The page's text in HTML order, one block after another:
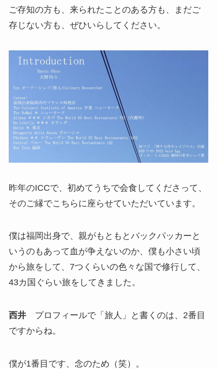
ご存知の方も、来られたことのある方も、まだご
存じない方も、ぜひいらしてください。
昨年のICCで、初めてうちで会食してくださって、
そのご縁でこちらに座らせていただいています。
僕は福岡出身で、親がもともとバックパッカーと
いうのもあって血が争えないのか、僕も小さい頃
から旅をして、7つくらいの色々な国で修行して、
43カ国ぐらい旅をしてきました。
西井 プロフィールで「旅人」と書くのは、2番目
ですからね。
僕が1番目です、念のため（笑）。